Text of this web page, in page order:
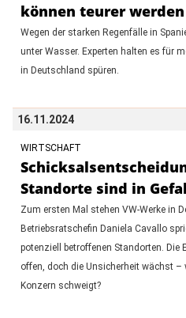
können teurer werden
Wegen der starken Regenfälle in
unter Wasser. Experten halten es für
in Deutschland spüren.
16.11.2024
WIRTSCHAFT
Standorte sind in
Zum ersten Mal stehen VW-Werke in
Betriebsratschefin Daniela Cavallo
potenziell betroffenen Standorten. Die
offen, doch die Unsicherheit wächst
Konzern schweigt?